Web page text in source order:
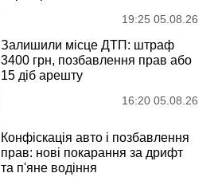
19:25 05.08.26
Залишили місце ДТП: штраф
3400 грн, позбавлення прав або
15 діб арешту
16:20 05.08.26
Конфіскація авто і позбавлення
прав: нові покарання за дрифт
та п'яне водіння